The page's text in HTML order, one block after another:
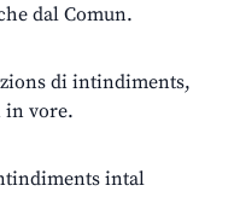
dal Comun.
di intindiments,
in vore.
intal